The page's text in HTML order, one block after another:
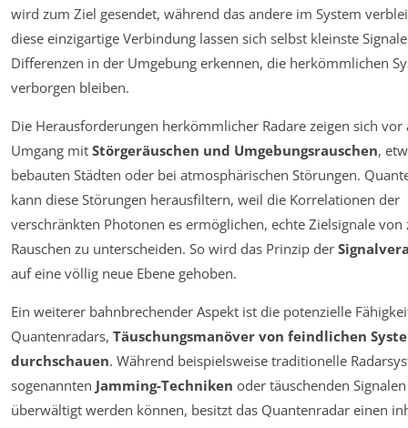
wird zum Ziel gesendet, während das andere im System
diese einzigartige Verbindung lassen sich selbst kleinste
Differenzen in der Umgebung erkennen, die herkömmlichen
verborgen bleiben.
Die Herausforderungen herkömmlicher Radare zeigen sich
Umgang mit Störgeräuschen und Umgebungsrauschen,
bebauten Städten oder bei atmosphärischen Störungen.
kann diese Störungen herausfiltern, weil die Korrelationen der
verschränkten Photonen es ermöglichen, echte Zielsignale von
Rauschen zu unterscheiden. So wird das Prinzip der
auf eine völlig neue Ebene gehoben.
Ein weiterer bahnbrechender Aspekt ist die potenzielle
Quantenradars, Täuschungsmanöver von feindlichen
durchschauen. Während beispielsweise traditionelle
sogenannten Jamming-Techniken oder täuschenden Signalen
überwältigt werden können, besitzt das Quantenradar einen